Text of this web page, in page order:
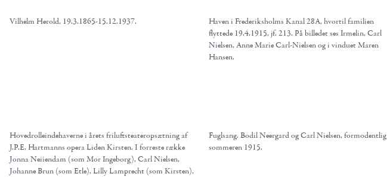
Vilhelm Herold, 19.3.1865-15.12.1937.
Haven i Frederiksholms Kanal 28A, hvortil familien
flyttede 19.4.1915, jf. 213. På billedet ses Irmelin, Carl
Nielsen, Anne Marie Carl-Nielsen og i vinduet Maren
Hansen.
Hovedrolleindehaverne i årets friluftsteateropsætning af
J.P.E. Hartmanns opera Liden Kirsten. I forreste række
Jonna Neiiendam (som Mor Ingeborg), Carl Nielsen,
Johanne Brun (som Etle), Lilly Lamprecht (som Kirsten),
Fuglsang. Bodil Neergard og Carl Nielsen, formodentlig
sommeren 1915.